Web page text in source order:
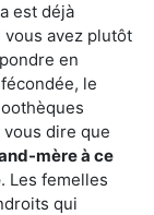
est déjà
vous avez plutôt
en
le
dire que
mère à ce
. Les femelles
qui